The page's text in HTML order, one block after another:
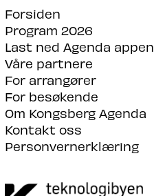
Forsiden
Program 2026
Last ned Agenda appen
Våre partnere
For arrangører
For besøkende
Om Kongsberg Agenda
Kontakt oss
Personvernerklæring